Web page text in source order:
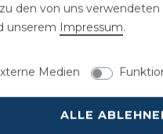
den von uns verwendeten
unserem Impressum.
Medien
ALLE